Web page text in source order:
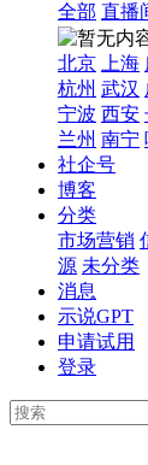
全部 直播
北京
上海
杭州 武汉
宁波 西安
兰州 南宁
社企号
博客
分类
市场营销
源 未分类
消息
示说GPT
申请试用
登录